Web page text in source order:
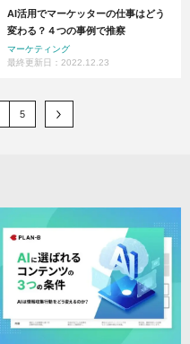
AI活用でマーケッターの仕事はどう
変わる？４つの事例で推察
マーケティング
最終更新日：2022.12.23
5